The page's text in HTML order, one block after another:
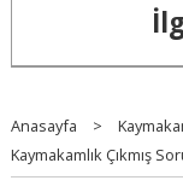
Anasayfa >
Kaymakamlık Çıkmış